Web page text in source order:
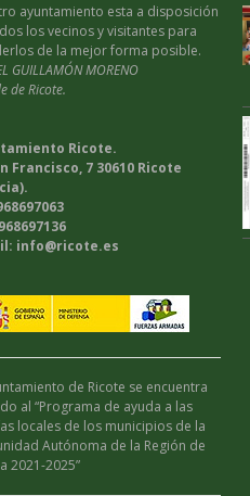
ayuntamiento esta a disposición
los vecinos y visitantes para
de la mejor forma posible.
GUILLAMÓN MORENO
de Ricote.
Ricote.
Francisco, 7 30610 Ricote
info@ricote.es
de Ricote se encuentra
al “Programa de ayuda a las
locales de los municipios de la
Autónoma de la Región de
2021-2025”